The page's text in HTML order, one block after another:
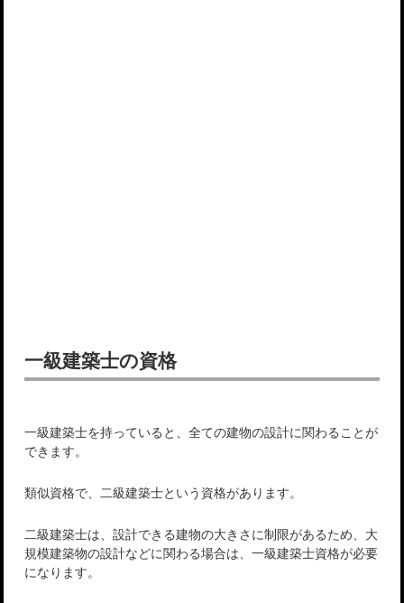
一級建築士の資格
一級建築士を持っていると、全ての建物の設計に関わることが
できます。
類似資格で、二級建築士という資格があります。
二級建築士は、設計できる建物の大きさに制限があるため、大
規模建築物の設計などに関わる場合は、一級建築士資格が必要
になります。